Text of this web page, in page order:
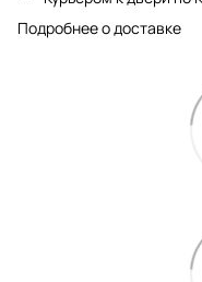
Подробнее о доставке